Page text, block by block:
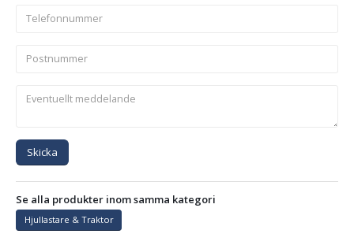
Skicka
Se alla produkter inom samma kategori
Hjullastare & Traktor